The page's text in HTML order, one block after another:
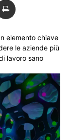
elemento chiave
le aziende più
lavoro sano